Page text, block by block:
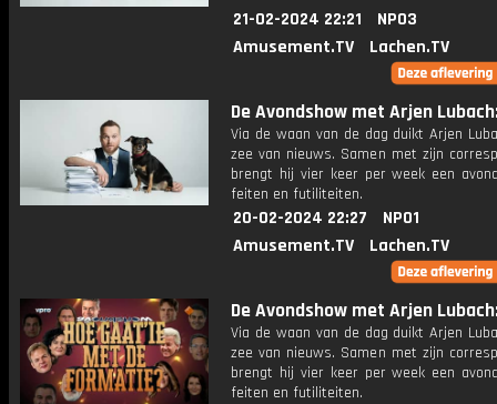
21-02-2024 22:21
NPO3
Amusement.TV
Lachen.TV
De Avondshow met Arjen
Via de waan van de dag duikt Arjen
zee van nieuws. Samen met zijn
brengt hij vier keer per week een
feiten en futiliteiten.
20-02-2024 22:27
NPO1
Amusement.TV
Lachen.TV
De Avondshow met Arjen
Via de waan van de dag duikt Arjen
zee van nieuws. Samen met zijn
brengt hij vier keer per week een
feiten en futiliteiten.